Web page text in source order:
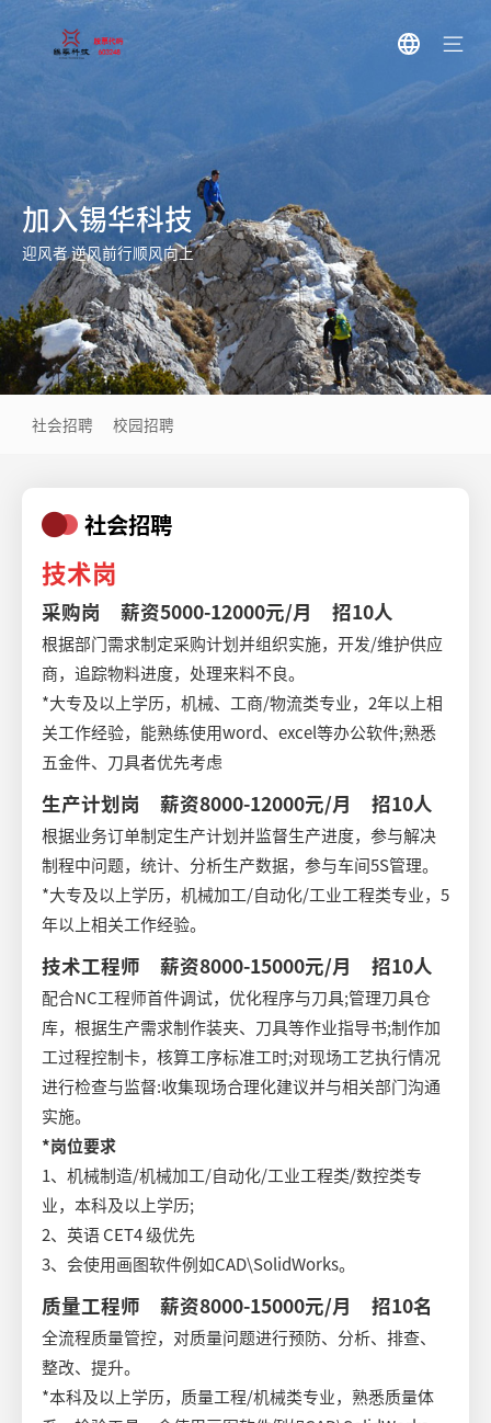
加入锡华科技
迎风者 逆风前行顺风向上
社会招聘 校园招聘
社会招聘
技术岗
采购岗 薪资5000-12000元/月 招10人
根据部门需求制定采购计划并组织实施，开发/维护供应
商，追踪物料进度，处理来料不良。
*大专及以上学历，机械、工商/物流类专业，2年以上相
关工作经验，能熟练使用word、excel等办公软件;熟悉
五金件、刀具者优先考虑
生产计划岗 薪资8000-12000元/月 招10人
根据业务订单制定生产计划并监督生产进度，参与解决
制程中问题，统计、分析生产数据，参与车间5S管理。
*大专及以上学历，机械加工/自动化/工业工程类专业，5
年以上相关工作经验。
技术工程师 薪资8000-15000元/月 招10人
配合NC工程师首件调试，优化程序与刀具;管理刀具仓
库，根据生产需求制作装夹、刀具等作业指导书;制作加
工过程控制卡，核算工序标准工时;对现场工艺执行情况
进行检查与监督:收集现场合理化建议并与相关部门沟通
实施。
*岗位要求
1、机械制造/机械加工/自动化/工业工程类/数控类专
业，本科及以上学历;
2、英语 CET4 级优先
3、会使用画图软件例如CAD\SolidWorks。
质量工程师 薪资8000-15000元/月 招10名
全流程质量管控，对质量问题进行预防、分析、排查、
整改、提升。
*本科及以上学历，质量工程/机械类专业，熟悉质量体